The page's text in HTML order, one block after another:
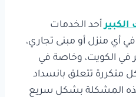
أحد الخدمات
أي منزل أو مبنى تجاري،
في الكويت، وخاصة في
متكررة تتعلق بانسداد
المشكلة بشكل سريع